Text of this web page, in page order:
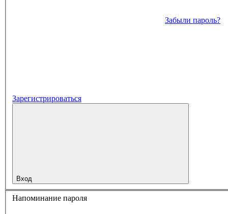
Забыли пароль?
Зарегистрироваться
Вход
Напоминание пароля